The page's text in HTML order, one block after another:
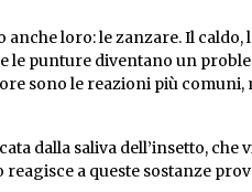
anche loro: le zanzare. Il
le punture diventano un
sono le reazioni più
dalla saliva dell’insetto,
a queste sostanze